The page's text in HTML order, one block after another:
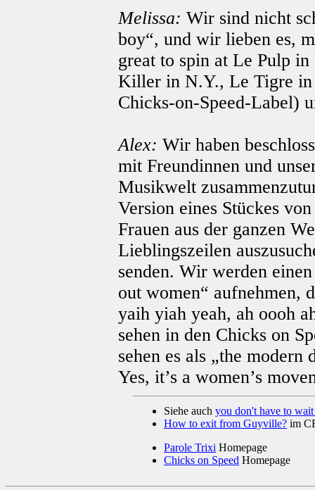
Melissa: Wir sind nicht
boy“, und wir lieben es,
great to spin at Le Pulp
Killer in N.Y., Le Tigre in
Chicks-on-Speed-Label)
Alex: Wir haben
mit Freundinnen und
Musikwelt
Version eines Stückes
Frauen aus der ganzen
Lieblingszeilen
senden. Wir werden
out women“ aufnehmen,
yaih yiah yeah, ah oooh
sehen in den Chicks on
sehen es als „the
Yes, it’s a women’s
Siehe auch you don't have to
How to exit from Guyville? im
Parole Trixi Homepage
Chicks on Speed Homepage